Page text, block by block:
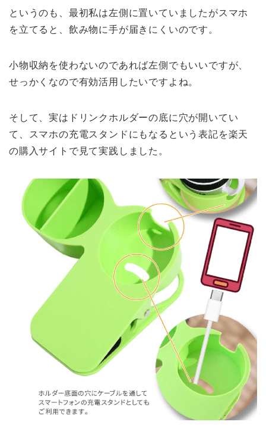
というのも、最初私は左側に置いていましたがスマホ
を立てると、飲み物に手が届きにくいのです。
小物収納を使わないのであれば左側でもいいですが、
せっかくなので有効活用したいですよね。
そして、実はドリンクホルダーの底に穴が開いてい
て、スマホの充電スタンドにもなるという表記を楽天
の購入サイトで見て実践しました。